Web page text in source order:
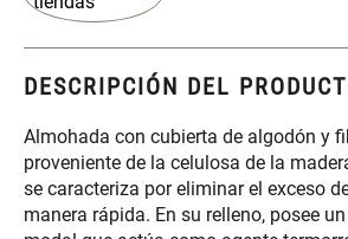
DESCRIPCIÓN DEL
Almohada con cubierta de algodón y
proveniente de la celulosa de la
se caracteriza por eliminar el exceso
manera rápida. En su relleno, posee
S/ 349.00S/ 261.00
Set Sábanas Algodón satín 240
Hilos
S/ 143.65 S/
Canasto Ropa Bambú Redondo
Mueble